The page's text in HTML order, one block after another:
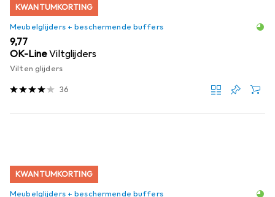
KWANTUMKORTING
Meubelglijders + beschermende buffers
EUR
9,77
OK-LineViltglijders
Vilten glijders
36
KWANTUMKORTING
Meubelglijders + beschermende buffers